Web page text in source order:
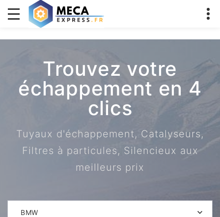
Trouvez votre
échappement en 4
clics
Tuyaux d'échappement, Catalyseurs,
Filtres à particules, Silencieux aux
meilleurs prix
BMW